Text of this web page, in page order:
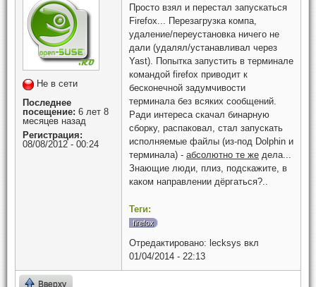
Не в сети
Последнее
посещение: 6 лет 8
месяцев назад
Регистрация:
08/08/2012 - 00:24
Просто взял и перестал запускаться
Firefox... Перезагрузка компа,
удаление/переустановка ничего не
дали (удалял/устанавливал через
Yast). Попытка запустить в терминале
командой firefox приводит к
бесконечной задумчивости
терминала без всяких сообщений.
Ради интереса скачал бинарную
сборку, распаковал, стал запускать
исполняемые файлы (из-под Dolphin и
терминала) - абсолютно те же дела...
Знающие люди, плиз, подскажите, в
каком направлении дёргаться?..
Теги:
firefox
Отредактировано: lecksys вкл
01/04/2014 - 22:13
Вверху